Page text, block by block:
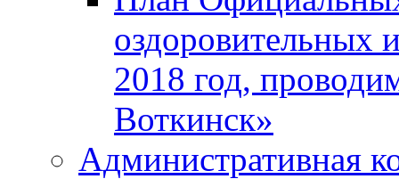
оздоровительных
2018 год,
Воткинск»
Административная